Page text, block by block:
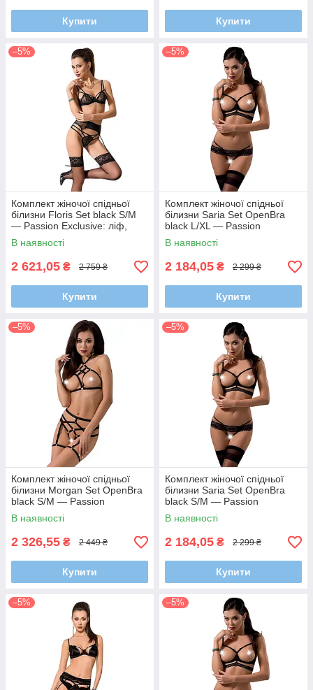
Купити Купити
–5%
Комплект жіночої спідньої
білизни Floris Set black S/M
— Passion Exclusive: ліф,
трусики, пояс
В наявності
2 621,05 ₴ 2 759 ₴
Купити
–5%
Комплект жіночої спідньої
білизни Saria Set OpenBra
black L/XL — Passion
Exclusive
В наявності
2 184,05 ₴ 2 299 ₴
Купити
–5%
Комплект жіночої спідньої
білизни Morgan Set OpenBra
black S/M — Passion
Exclusive
В наявності
2 326,55 ₴ 2 449 ₴
Купити
–5%
Комплект жіночої спідньої
білизни Saria Set OpenBra
black S/M — Passion
Exclusive
В наявності
2 184,05 ₴ 2 299 ₴
Купити
–5% –5%